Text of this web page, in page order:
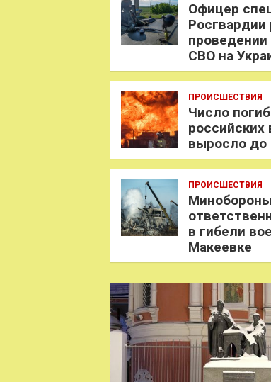
Офицер
Росгвардии
проведении
СВО на
ПРОИСШЕСТВИЯ
Число
российских
выросло до
ПРОИСШЕСТВИЯ
в гибели
Макеевке